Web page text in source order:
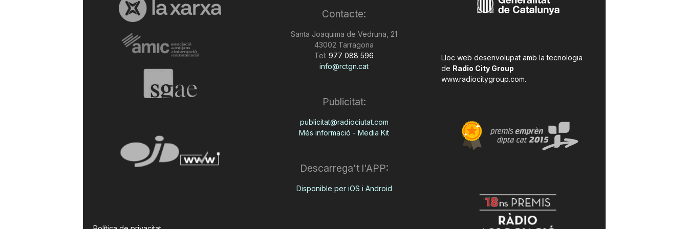
a
g
Contacte:
Santa Joaquima de Vedruna, 21
43002 Tarragona
Tel: 977 088 596
info@rctgn.cat
Publicitat:
publicitat@radiociutat.com
Més informació - Media Kit
Descarrega't l'APP:
Disponible per iOS i Android
Lloc web desenvolupat amb la tecnologia
de Radio City Group
www.radiocitygroup.com.